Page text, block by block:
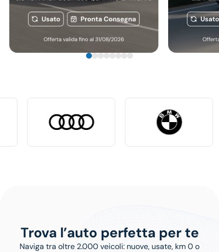
Trova l’auto perfetta per te
Naviga tra oltre 2.000 veicoli: nuove, usate, km 0 o